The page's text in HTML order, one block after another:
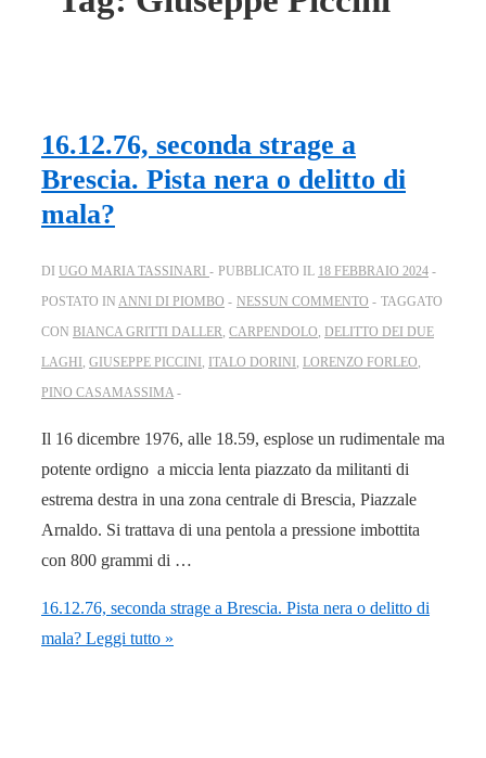
16.12.76, seconda strage a
Brescia. Pista nera o delitto di
mala?
DI UGO MARIA TASSINARI PUBBLICATO IL 18 FEBBRAIO 2024
POSTATO IN ANNI DI PIOMBO NESSUN COMMENTO
TAGGATO
CON BIANCA GRITTI DALLER, CARPENDOLO, DELITTO DEI DUE
LAGHI , GIUSEPPE PICCINI , ITALO DORINI , LORENZO FORLEO,
PINO CASAMASSIMA
Il 16 dicembre 1976, alle 18.59, esplose un rudimentale ma
potente ordigno a miccia lenta piazzato da militanti di
estrema destra in una zona centrale di Brescia, Piazzale
Arnaldo. Si trattava di una pentola a pressione imbottita
con 800 grammi di …
16.12.76, seconda strage a Brescia. Pista nera o delitto di
mala? Leggi tutto »